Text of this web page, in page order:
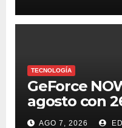
TECNOLOGÍA
GeForce
agosto con
AGO 7, 2026